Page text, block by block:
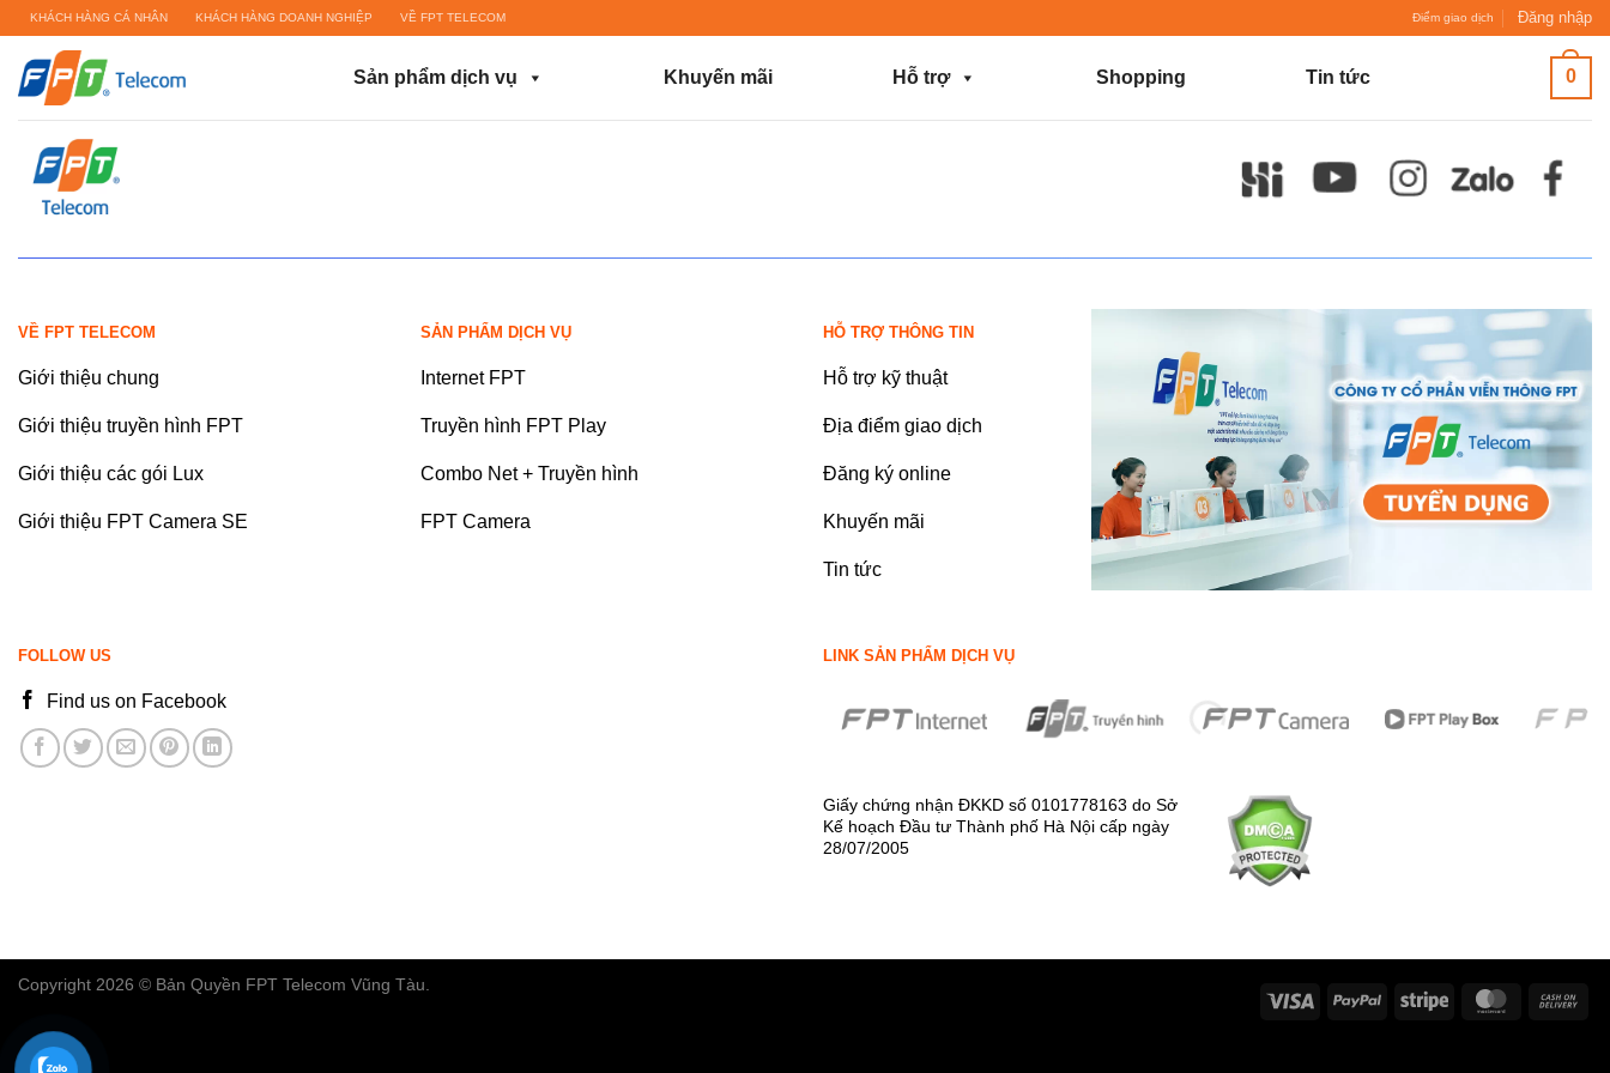
nội
dung
KHÁCH HÀNG CÁ NHÂN KHÁCH HÀNG DOANH NGHIỆP VỀ FPT TELECOM Điểm giao dịch Đăng nhập
Sản phẩm dịch vụ Khuyến mãi Hỗ trợ Shopping Tin tức 0
VỀ FPT TELECOM
Giới thiệu chung
Giới thiệu truyền hình FPT
Giới thiệu các gói Lux
Giới thiệu FPT Camera SE
SẢN PHẨM DỊCH VỤ
Internet FPT
Truyền hình FPT Play
Combo Net + Truyền hình
FPT Camera
HỖ TRỢ THÔNG TIN
Hỗ trợ kỹ thuật
Địa điểm giao dịch
Đăng ký online
Khuyến mãi
Tin tức
FOLLOW US
Find us on Facebook
LINK SẢN PHẨM DỊCH VỤ
Giấy chứng nhận ĐKKD số 0101778163 do Sở
Kế hoạch Đầu tư Thành phố Hà Nội cấp ngày
28/07/2005
Copyright 2026 © Bản Quyền FPT Telecom Vũng Tàu.